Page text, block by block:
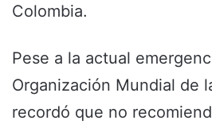
Colombia.
Pese a la actual
Organización Mundial de
recordó que no